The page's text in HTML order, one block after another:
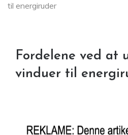
til energiruder
Fordelene ved at
vinduer til